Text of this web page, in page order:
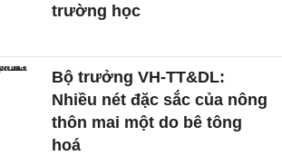
trường học
Bộ trưởng VH-TT&DL:
Nhiều nét đặc sắc của nông
thôn mai một do bê tông
hoá